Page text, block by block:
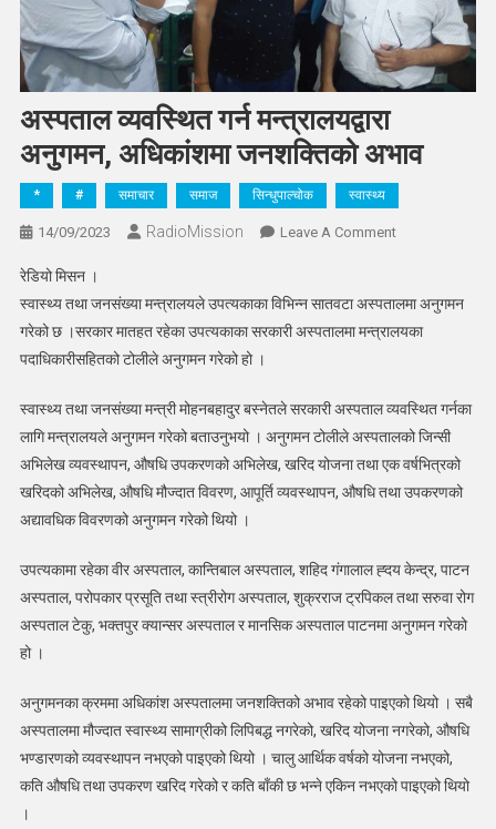
अस्पताल व्यवस्थित गर्न मन्त्रालयद्वारा
अनुगमन, अधिकांशमा जनशक्तिको अभाव
* # समाचार समाज सिन्धुपाल्चोक स्वास्थ्य
14/09/2023 RadioMission Leave A CommentOn
गर्न
मन्त्रालयद्वारा
जनशक्तिको
अभाव
रेडियो मिसन ।
स्वास्थ्य तथा जनसंख्या मन्त्रालयले उपत्यकाका विभिन्न सातवटा अस्पतालमा अनुगमन
गरेको छ ।सरकार मातहत रहेका उपत्यकाका सरकारी अस्पतालमा मन्त्रालयका
पदाधिकारीसहितको टोलीले अनुगमन गरेको हो ।
स्वास्थ्य तथा जनसंख्या मन्त्री मोहनबहादुर बस्नेतले सरकारी अस्पताल व्यवस्थित गर्नका
लागि मन्त्रालयले अनुगमन गरेको बताउनुभयो । अनुगमन टोलीले अस्पतालको जिन्सी
अभिलेख व्यवस्थापन, औषधि उपकरणको अभिलेख, खरिद योजना तथा एक वर्षभित्रको
खरिदको अभिलेख, औषधि मौज्दात विवरण, आपूर्ति व्यवस्थापन, औषधि तथा उपकरणको
अद्यावधिक विवरणको अनुगमन गरेको थियो ।
उपत्यकामा रहेका वीर अस्पताल, कान्तिबाल अस्पताल, शहिद गंगालाल ह्दय केन्द्र, पाटन
अस्पताल, परोपकार प्रसूति तथा स्त्रीरोग अस्पताल, शुक्रराज ट्रपिकल तथा सरुवा रोग
अस्पताल टेकु, भक्तपुर क्यान्सर अस्पताल र मानसिक अस्पताल पाटनमा अनुगमन गरेको
हो ।
अनुगमनका क्रममा अधिकांश अस्पतालमा जनशक्तिको अभाव रहेको पाइएको थियो । सबै
अस्पतालमा मौज्दात स्वास्थ्य सामाग्रीको लिपिबद्ध नगरेको, खरिद योजना नगरेको, औषधि
भण्डारणको व्यवस्थापन नभएको पाइएको थियो । चालु आर्थिक वर्षको योजना नभएको,
कति औषधि तथा उपकरण खरिद गरेको र कति बाँकी छ भन्ने एकिन नभएको पाइएको थियो
।